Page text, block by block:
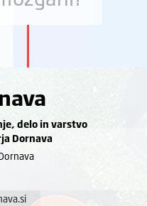
delo in varstvo
Dornava